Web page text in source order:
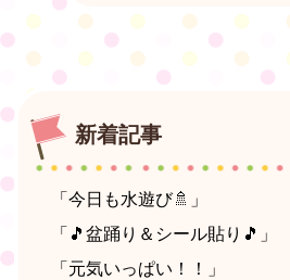
新着記事
「今日も水遊び🚿」
「🎵盆踊り＆シール貼り🎵」
「元気いっぱい！！」